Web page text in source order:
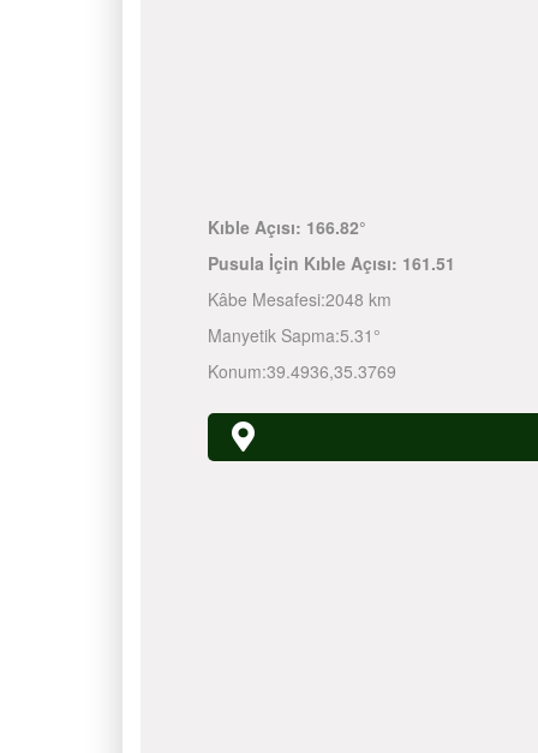
Kıble Açısı: 166.82°
Pusula İçin Kıble Açısı: 161.51
Kâbe Mesafesi:2048 km
Manyetik Sapma:5.31°
Konum:39.4936,35.3769